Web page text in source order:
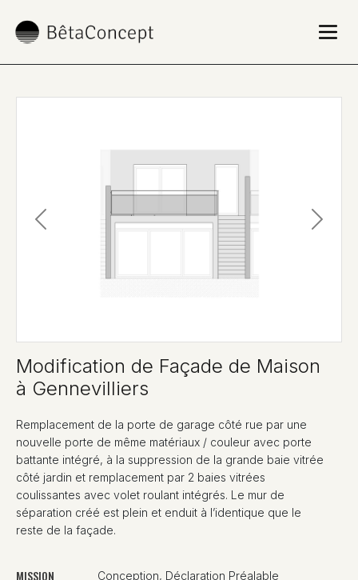
Previous Next
Modification de Façade de Maison
à Gennevilliers
Remplacement de la porte de garage côté rue par une
nouvelle porte de même matériaux / couleur avec porte
battante intégré, à la suppression de la grande baie vitrée
côté jardin et remplacement par 2 baies vitrées
coulissantes avec volet roulant intégrés. Le mur de
séparation créé est plein et enduit à l’identique que le
reste de la façade.
MISSION
Conception, Déclaration Préalable